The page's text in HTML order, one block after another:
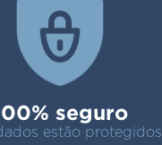
seguro
estão protegidos